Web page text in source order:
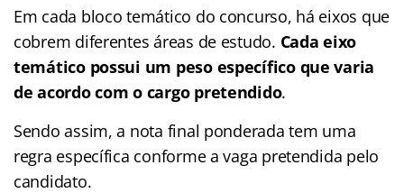
Em cada bloco temático do concurso, há eixos que
cobrem diferentes áreas de estudo. Cada eixo
temático possui um peso específico que varia
de acordo com o cargo pretendido.
Sendo assim, a nota final ponderada tem uma
regra específica conforme a vaga pretendida pelo
candidato.